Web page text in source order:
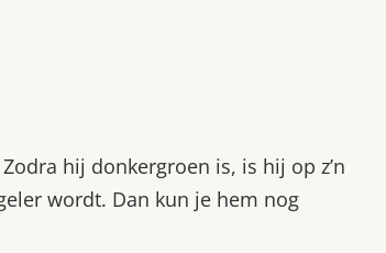
hij donkergroen is, is hij op z’n
wordt. Dan kun je hem nog